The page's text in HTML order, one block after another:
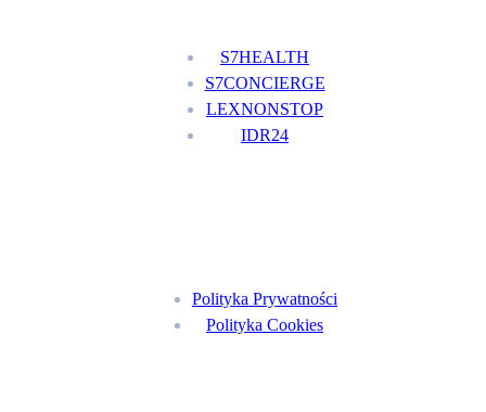
S7HEALTH
S7CONCIERGE
LEXNONSTOP
IDR24
Polityka Prywatności
Polityka Cookies